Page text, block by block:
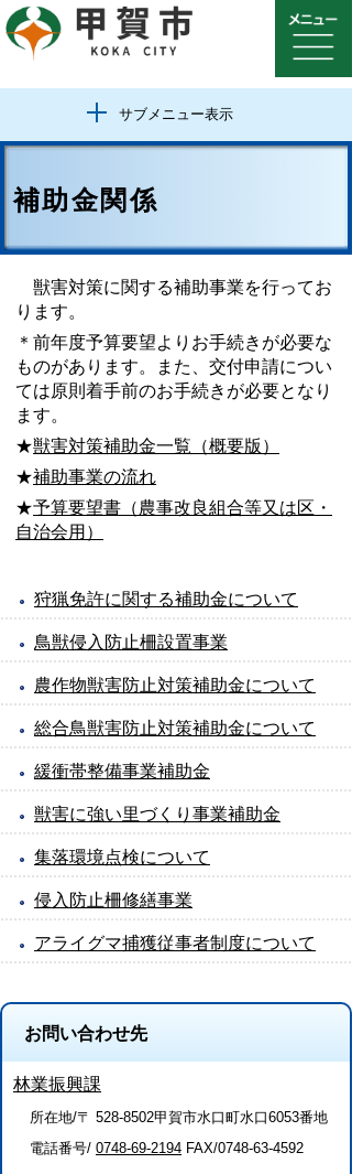
サブメニュー表示
補助金関係
獣害対策に関する補助事業を行ってお
ります。
＊前年度予算要望よりお手続きが必要な
ものがあります。また、交付申請につい
ては原則着手前のお手続きが必要となり
ます。
★獣害対策補助金一覧（概要版）
★補助事業の流れ
★予算要望書（農事改良組合等又は区・
自治会用）
狩猟免許に関する補助金について
鳥獣侵入防止柵設置事業
農作物獣害防止対策補助金について
総合鳥獣害防止対策補助金について
緩衝帯整備事業補助金
獣害に強い里づくり事業補助金
集落環境点検について
侵入防止柵修繕事業
アライグマ捕獲従事者制度について
お問い合わせ先
林業振興課
所在地/〒 528-8502甲賀市水口町水口6053番地
電話番号/ 0748-69-2194 FAX/0748-63-4592